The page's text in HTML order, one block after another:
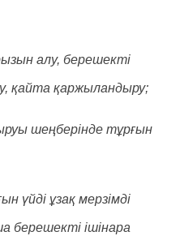
алу, берешекті
қайта қаржыландыру;
шеңберінде тұрғын
үйді ұзақ мерзімді
ішінара